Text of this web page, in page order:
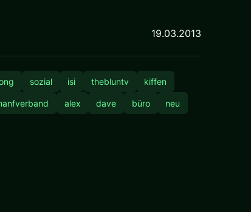
19.03.2013
sozial isi thebluntv kiffen
alex dave büro neu